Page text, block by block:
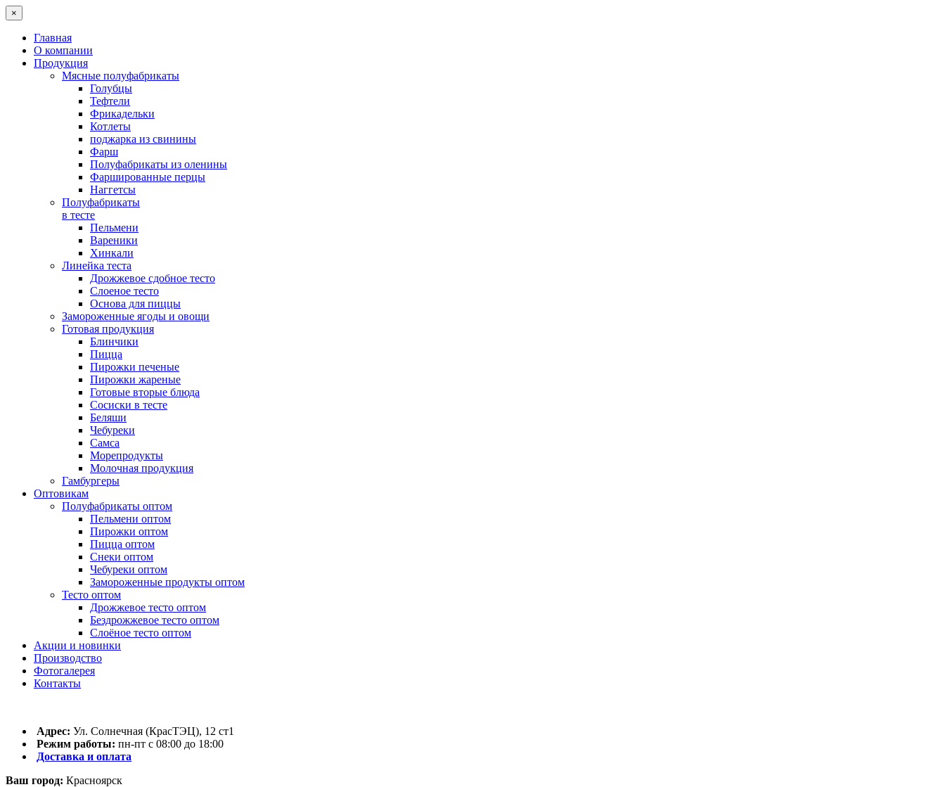
×
Главная
О компании
Продукция
Мясные полуфабрикаты
Голубцы
Тефтели
Фрикадельки
Котлеты
поджарка из свинины
Фарш
Полуфабрикаты из оленины
Фаршированные перцы
Наггетсы
Полуфабрикаты
в тесте
Пельмени
Вареники
Хинкали
Линейка теста
Дрожжевое сдобное тесто
Слоеное тесто
Основа для пиццы
Замороженные ягоды и овощи
Готовая продукция
Блинчики
Пицца
Пирожки печеные
Пирожки жареные
Готовые вторые блюда
Сосиски в тесте
Беляши
Чебуреки
Самса
Морепродукты
Молочная продукция
Гамбургеры
Оптовикам
Полуфабрикаты оптом
Пельмени оптом
Пирожки оптом
Пицца оптом
Снеки оптом
Чебуреки оптом
Замороженные продукты оптом
Тесто оптом
Дрожжевое тесто оптом
Бездрожжевое тесто оптом
Слоёное тесто оптом
Акции и новинки
Производство
Фотогалерея
Контакты
Адрес: Ул. Солнечная (КрасТЭЦ), 12 ст1
Режим работы: пн-пт с 08:00 до 18:00
Доставка и оплата
Ваш город: Красноярск